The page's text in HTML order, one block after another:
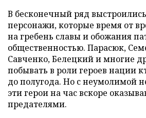
В бесконечный ряд
персонажи, которые время от
на гребень славы и обожания
общественностью. Парасюк,
Савченко, Белецкий и многие
побывать в роли героев нации
до полугода. Но с неумолимой
эти герои на час вскоре
предателями.